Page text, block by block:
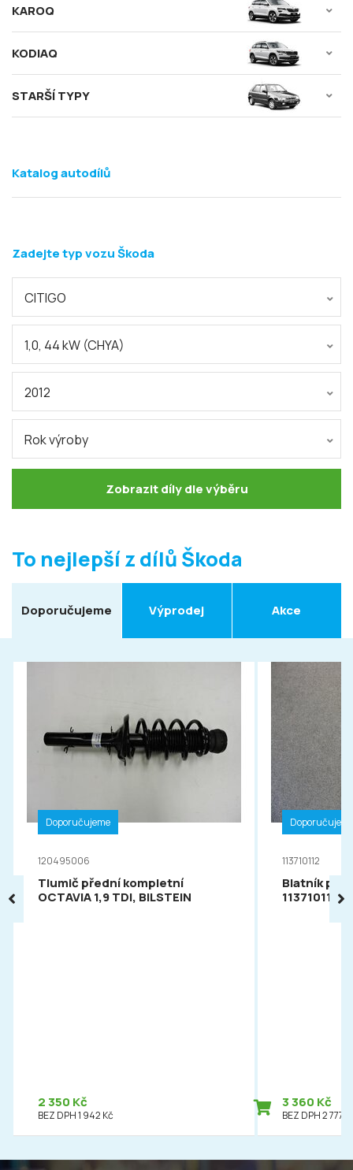
KAROQ
KODIAQ
STARŠÍ TYPY
Zadejte typ vozu Škoda
CITIGO
1,0, 44 kW (CHYA)
2012
Rok výroby
Zobrazit díly dle výběru
Katalog autodílů
To nejlepší z dílů Škoda
Doporučujeme Výprodej Akce
Doporučujeme
120495006
Tlumič přední kompletní
OCTAVIA 1,9 TDI, BILSTEIN
2 350 Kč
BEZ DPH 1 942 Kč
113710112
Blatník
113710112
3 360 Kč
BEZ DPH 2 777